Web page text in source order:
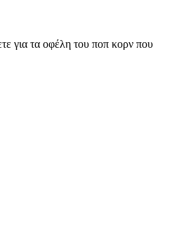
για τα οφέλη του ποπ κορν που